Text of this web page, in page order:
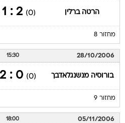
הרטה ברלין (0)
2 : 1
מחזור 8
28/10/2006
15:30
בורוסיה מנשנגלאדבך (0)
0 : 2
מחזור 9
05/11/2006
18:00